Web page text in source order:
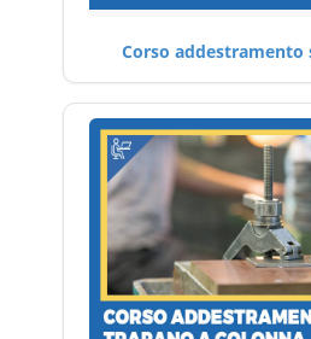
Corso addestramento